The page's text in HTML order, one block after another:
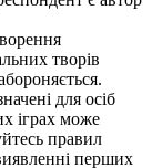
творів
для осіб
іграх може
правил
перших